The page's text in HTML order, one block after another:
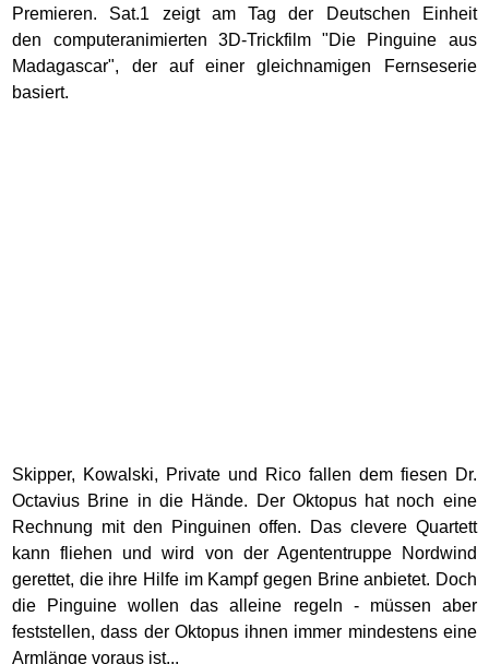
Premieren. Sat.1 zeigt am Tag der Deutschen Einheit
den computeranimierten 3D-Trickfilm "Die Pinguine aus
Madagascar", der auf einer gleichnamigen Fernseserie
basiert.
Skipper, Kowalski, Private und Rico fallen dem fiesen Dr.
Octavius Brine in die Hände. Der Oktopus hat noch eine
Rechnung mit den Pinguinen offen. Das clevere Quartett
kann fliehen und wird von der Agententruppe Nordwind
gerettet, die ihre Hilfe im Kampf gegen Brine anbietet. Doch
die Pinguine wollen das alleine regeln - müssen aber
feststellen, dass der Oktopus ihnen immer mindestens eine
Armlänge voraus ist...